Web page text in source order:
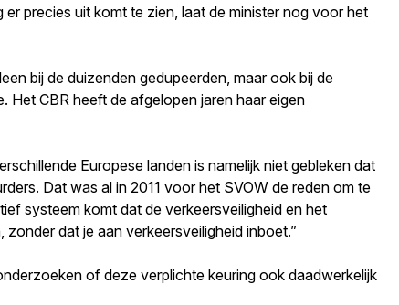
precies uit komt te zien, laat de minister nog voor het
bij de duizenden gedupeerden, maar ook bij de
Het CBR heeft de afgelopen jaren haar eigen
Europese landen is namelijk niet gebleken dat
Dat was al in 2011 voor het SVOW de reden om te
systeem komt dat de verkeersveiligheid en het
dat je aan verkeersveiligheid inboet.”
of deze verplichte keuring ook daadwerkelijk